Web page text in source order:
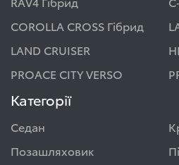
COROLLA CROSS Гібрид
LAND CRUISER
PROACE CITY VERSO
Категорії
Седан
Позашляховик